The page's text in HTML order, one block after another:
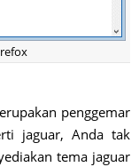
penggemar
jaguar, Anda tak
tema jaguar